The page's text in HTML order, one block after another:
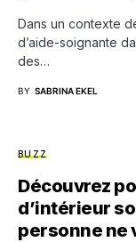
Dans un contexte
d’aide-soignante
des…
BY SABRINA EKEL
BUZZ
Découvrez
d’intérieur
personne ne